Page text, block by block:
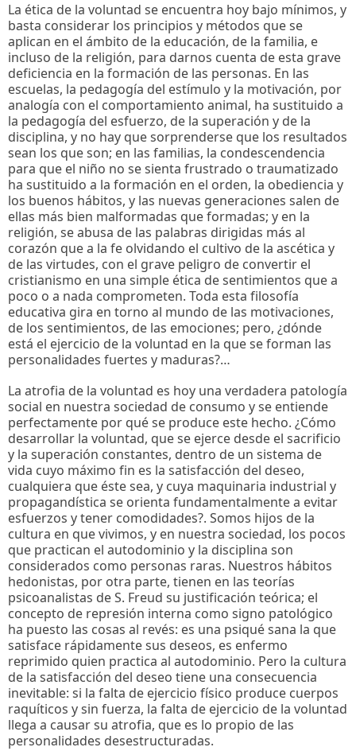
La ética de la voluntad se encuentra hoy bajo mínimos, y
basta considerar los principios y métodos que se
aplican en el ámbito de la educación, de la familia, e
incluso de la religión, para darnos cuenta de esta grave
deficiencia en la formación de las personas. En las
escuelas, la pedagogía del estímulo y la motivación, por
analogía con el comportamiento animal, ha sustituido a
la pedagogía del esfuerzo, de la superación y de la
disciplina, y no hay que sorprenderse que los resultados
sean los que son; en las familias, la condescendencia
para que el niño no se sienta frustrado o traumatizado
ha sustituido a la formación en el orden, la obediencia y
los buenos hábitos, y las nuevas generaciones salen de
ellas más bien malformadas que formadas; y en la
religión, se abusa de las palabras dirigidas más al
corazón que a la fe olvidando el cultivo de la ascética y
de las virtudes, con el grave peligro de convertir el
cristianismo en una simple ética de sentimientos que a
poco o a nada comprometen. Toda esta filosofía
educativa gira en torno al mundo de las motivaciones,
de los sentimientos, de las emociones; pero, ¿dónde
está el ejercicio de la voluntad en la que se forman las
personalidades fuertes y maduras?…
La atrofia de la voluntad es hoy una verdadera patología
social en nuestra sociedad de consumo y se entiende
perfectamente por qué se produce este hecho. ¿Cómo
desarrollar la voluntad, que se ejerce desde el sacrificio
y la superación constantes, dentro de un sistema de
vida cuyo máximo fin es la satisfacción del deseo,
cualquiera que éste sea, y cuya maquinaria industrial y
propagandística se orienta fundamentalmente a evitar
esfuerzos y tener comodidades?. Somos hijos de la
cultura en que vivimos, y en nuestra sociedad, los pocos
que practican el autodominio y la disciplina son
considerados como personas raras. Nuestros hábitos
hedonistas, por otra parte, tienen en las teorías
psicoanalistas de S. Freud su justificación teórica; el
concepto de represión interna como signo patológico
ha puesto las cosas al revés: es una psiqué sana la que
satisface rápidamente sus deseos, es enfermo
reprimido quien practica al autodominio. Pero la cultura
de la satisfacción del deseo tiene una consecuencia
inevitable: si la falta de ejercicio físico produce cuerpos
raquíticos y sin fuerza, la falta de ejercicio de la voluntad
llega a causar su atrofia, que es lo propio de las
personalidades desestructuradas.